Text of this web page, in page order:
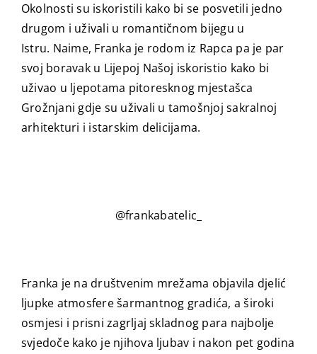
Okolnosti su iskoristili kako bi se posvetili jedno
drugom i uživali u romantičnom bijegu u
Istru. Naime, Franka je rodom iz Rapca pa je par
svoj boravak u Lijepoj Našoj iskoristio kako bi
uživao u ljepotama pitoresknog mjestašca
Grožnjani gdje su uživali u tamošnjoj sakralnoj
arhitekturi i istarskim delicijama.
@frankabatelic_
Franka je na društvenim mrežama objavila djelić
ljupke atmosfere šarmantnog gradića, a široki
osmjesi i prisni zagrljaj skladnog para najbolje
svjedoče kako je njihova ljubav i nakon pet godina